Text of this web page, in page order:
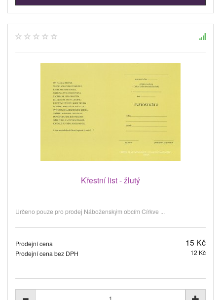
Křestní list - žlutý
Určeno pouze pro prodej Náboženským obcím Církve ...
Prodejní cena 15 Kč
Prodejní cena bez DPH 12 Kč